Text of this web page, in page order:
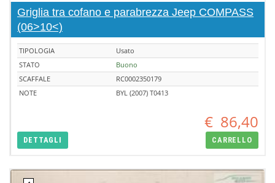
Griglia tra cofano e parabrezza Jeep COMPASS
(06>10<)
TIPOLOGIA
Usato
STATO
Buono
SCAFFALE
RC0002350179
NOTE
BYL (2007) T0413
€ 86,40
DETTAGLI CARRELLO